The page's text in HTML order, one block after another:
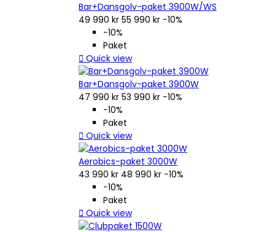
Bar+Dansgolv-paket 3900W/WS
49 990 kr 55 990 kr −10%
−10%
Paket
 Quick view
Bar+Dansgolv-paket 3900W
47 990 kr 53 990 kr −10%
−10%
Paket
 Quick view
Aerobics-paket 3000W
43 990 kr 48 990 kr −10%
−10%
Paket
 Quick view